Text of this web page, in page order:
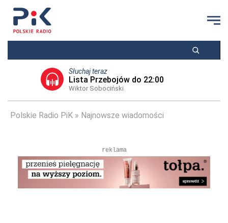
Słuchaj teraz
Lista Przebojów do 22:00
Wiktor Sobociński
Polskie Radio PiK Najnowsze wiadomości
reklama